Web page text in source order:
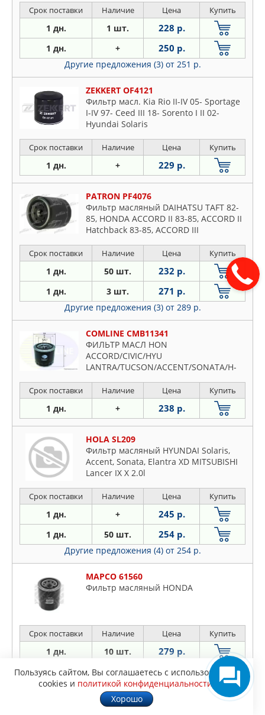
Срок поставки Наличие Цена Купить
1 дн. 1 шт. 228 р.
1 дн. + 250 р.
Другие предложения (3) от 251 р.
ZEKKERT OF4121
Фильтр масл. Kia Rio II-IV 05- Sportage
I-IV 97- Ceed III 18- Sorento I II 02-
Hyundai Solaris
Срок поставки Наличие Цена Купить
1 дн. + 229 р.
PATRON PF4076
Фильтр масляный DAIHATSU TAFT 82-
85, HONDA ACCORD II 83-85, ACCORD II
Hatchback 83-85, ACCORD III
Срок поставки Наличие Цена Купить
1 дн. 50 шт. 232 р.
1 дн. 3 шт. 271 р.
Другие предложения (3) от 289 р.
COMLINE CMB11341
ФИЛЬТР МАСЛ HON
ACCORD/CIVIC/HYU
LANTRA/TUCSON/ACCENT/SONATA/H-
Срок поставки Наличие Цена Купить
1 дн. + 238 р.
HOLA SL209
Фильтр масляный HYUNDAI Solaris,
Accent, Sonata, Elantra XD MITSUBISHI
Lancer IX X 2.0l
Срок поставки Наличие Цена Купить
1 дн. + 245 р.
1 дн. 50 шт. 254 р.
Другие предложения (4) от 254 р.
MAPCO 61560
Фильтр масляный HONDA
Срок поставки Наличие Цена Купить
1 дн. 10 шт. 279 р.
1 дн. + 305 р.
STELLOX 2050099SX
Пользуясь сайтом, Вы соглашаетесь с использованием
cookies и политикой конфиденциальности
Хорошо